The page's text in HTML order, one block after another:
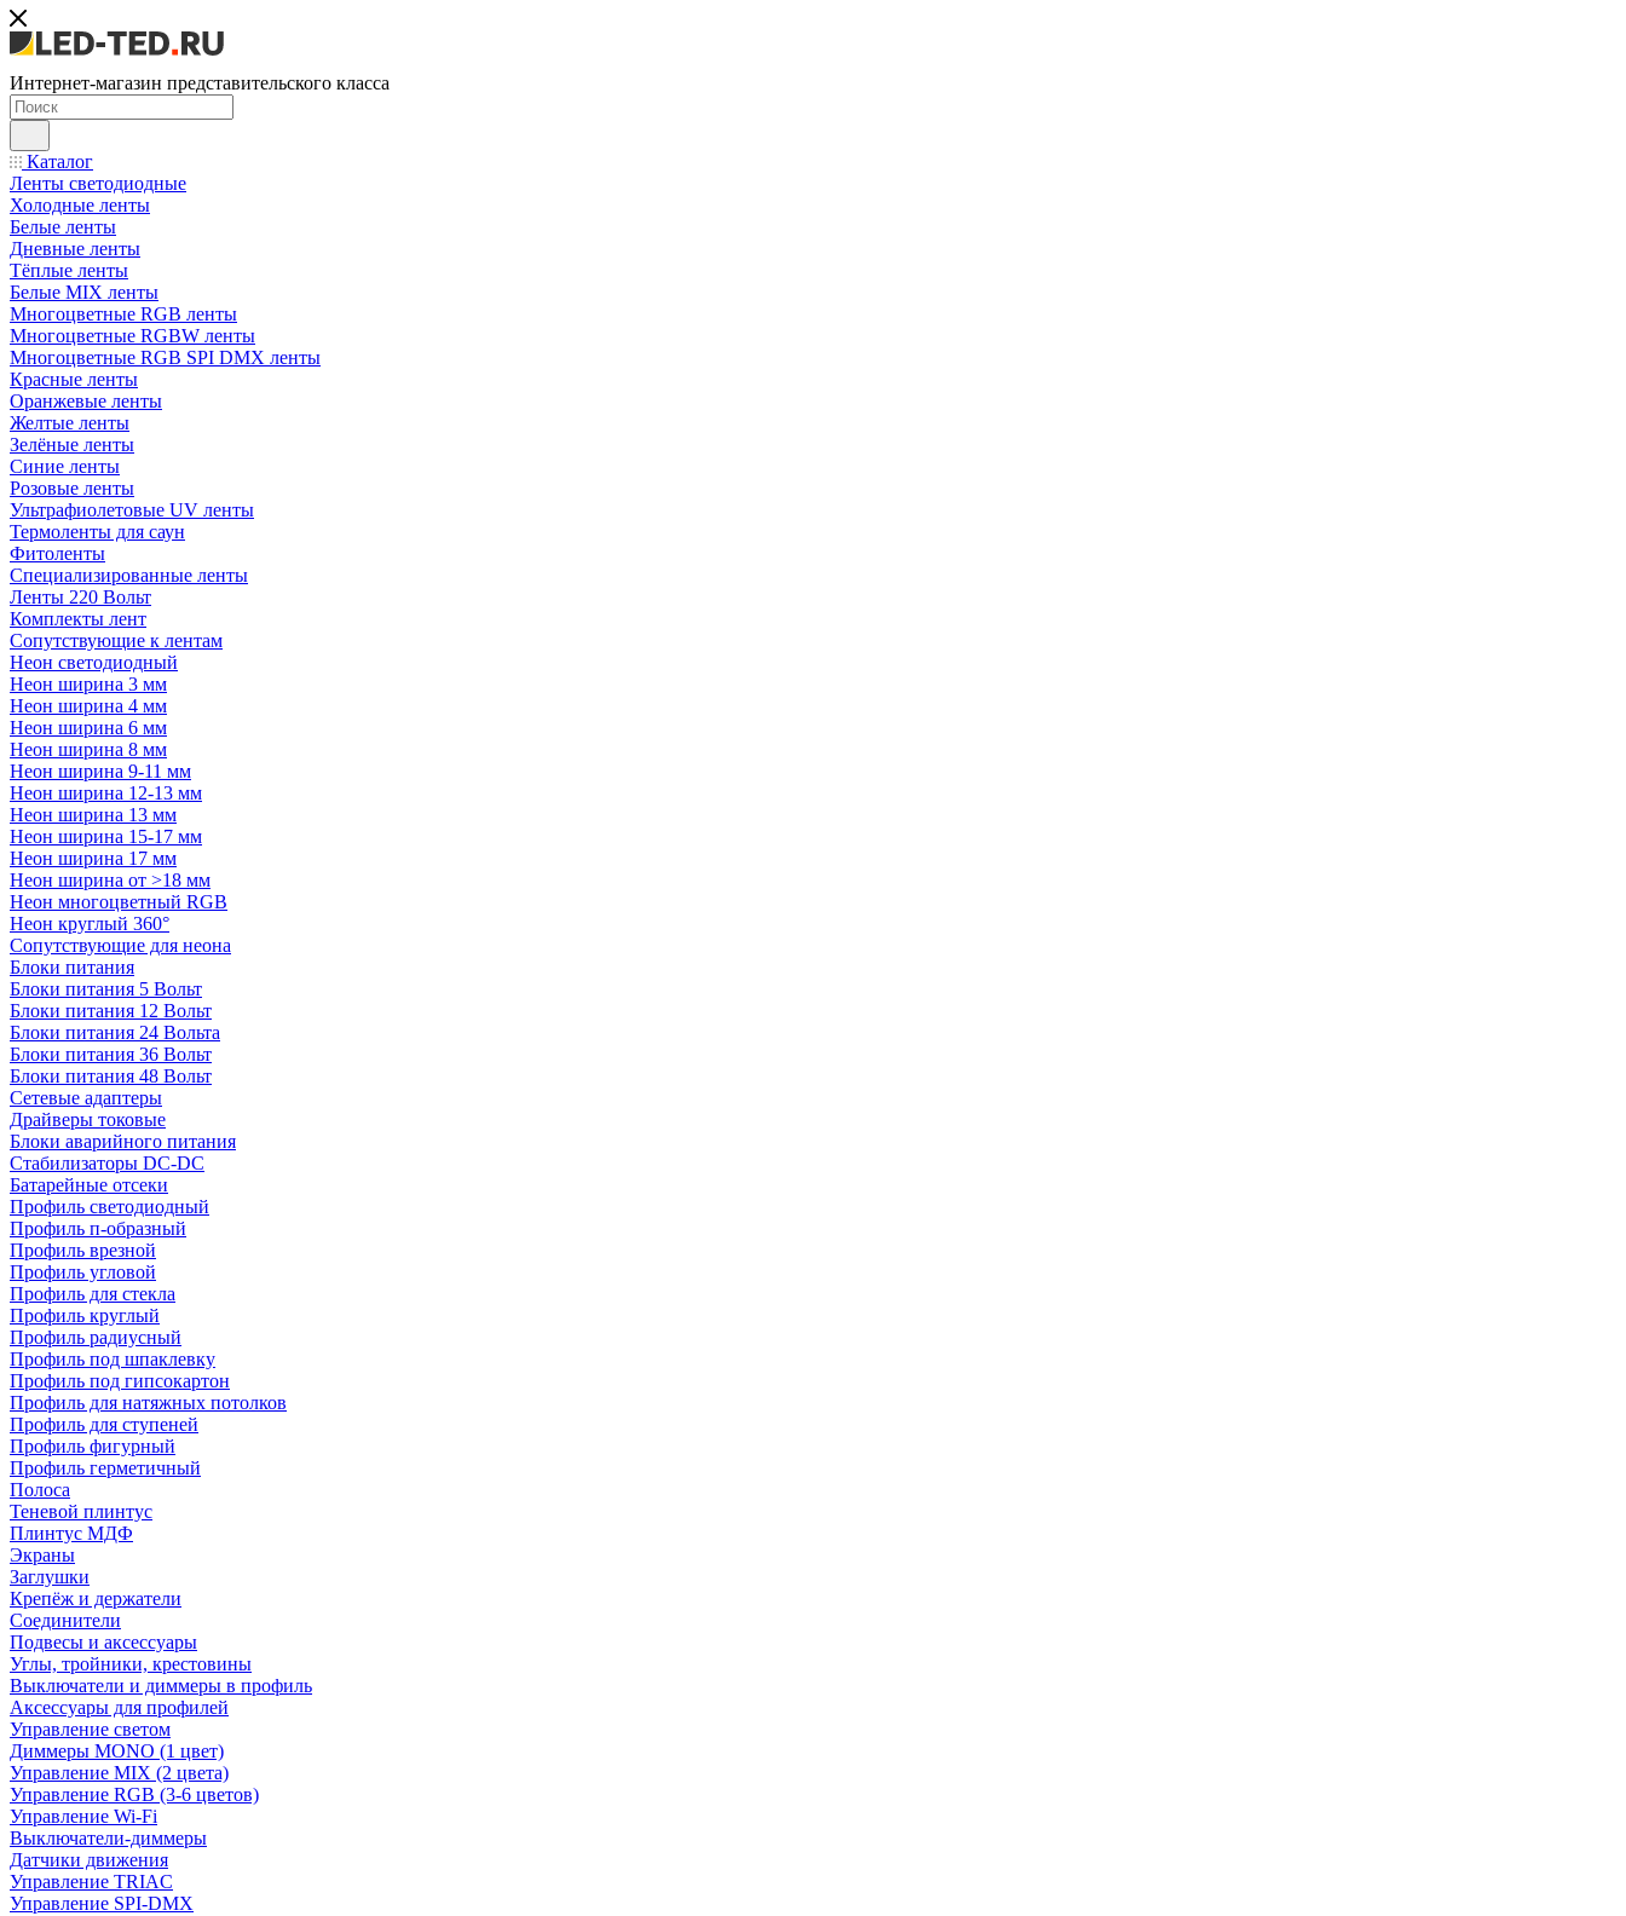
Интернет-магазин представительского класса
Каталог
Ленты светодиодные
Холодные ленты
Белые ленты
Дневные ленты
Тёплые ленты
Белые MIX ленты
Многоцветные RGB ленты
Многоцветные RGBW ленты
Многоцветные RGB SPI DMX ленты
Красные ленты
Оранжевые ленты
Желтые ленты
Зелёные ленты
Синие ленты
Розовые ленты
Ультрафиолетовые UV ленты
Термоленты для саун
Фитоленты
Специализированные ленты
Ленты 220 Вольт
Комплекты лент
Сопутствующие к лентам
Неон светодиодный
Неон ширина 3 мм
Неон ширина 4 мм
Неон ширина 6 мм
Неон ширина 8 мм
Неон ширина 9-11 мм
Неон ширина 12-13 мм
Неон ширина 13 мм
Неон ширина 15-17 мм
Неон ширина 17 мм
Неон ширина от >18 мм
Неон многоцветный RGB
Неон круглый 360°
Сопутствующие для неона
Блоки питания
Блоки питания 5 Вольт
Блоки питания 12 Вольт
Блоки питания 24 Вольта
Блоки питания 36 Вольт
Блоки питания 48 Вольт
Сетевые адаптеры
Драйверы токовые
Блоки аварийного питания
Стабилизаторы DC-DC
Батарейные отсеки
Профиль светодиодный
Профиль п-образный
Профиль врезной
Профиль угловой
Профиль для стекла
Профиль круглый
Профиль радиусный
Профиль под шпаклевку
Профиль под гипсокартон
Профиль для натяжных потолков
Профиль для ступеней
Профиль фигурный
Профиль герметичный
Полоса
Теневой плинтус
Плинтус МДФ
Экраны
Заглушки
Крепёж и держатели
Соединители
Подвесы и аксессуары
Углы, тройники, крестовины
Выключатели и диммеры в профиль
Аксессуары для профилей
Управление светом
Диммеры MONO (1 цвет)
Управление MIX (2 цвета)
Управление RGB (3-6 цветов)
Управление Wi-Fi
Выключатели-диммеры
Датчики движения
Управление TRIAC
Управление SPI-DMX